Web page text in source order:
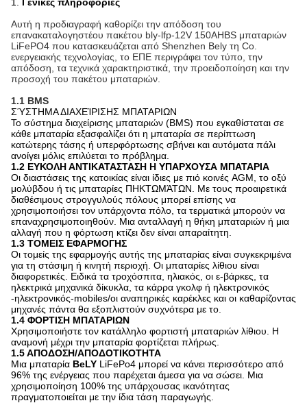
Αυτή η προδιαγραφή καθορίζει την απόδοση του
επανακαταλογηστέου πακέτου bly-lfp-12V 150AHBS μπαταριών
LiFePO4 που κατασκευάζεται από Shenzhen Bely τη Co.
ενεργειακής τεχνολογίας, το ΕΠΕ περιγράφει τον τύπο, την
απόδοση, τα τεχνικά χαρακτηριστικά, την προειδοποίηση και την
προσοχή του πακέτου μπαταριών.
1.1 BMS
ΣΎΣΤΗΜΑ ΔΙΑΧΕΊΡΙΣΗΣ ΜΠΑΤΑΡΙΩΝ
Το σύστημα διαχείρισης μπαταριών (BMS) που εγκαθίσταται σε
κάθε μπαταρία εξασφαλίζει ότι η μπαταρία σε περίπτωση
κατώτερης τάσης ή υπερφόρτωσης σβήνει και αυτόματα πάλι
ανοίγει μόλις επιλύεται το πρόβλημα.
1.2 ΕΥΚΟΛΗ ΑΝΤΙΚΑΤΑΣΤΑΣΗ Η ΥΠΑΡΧΟΥΣΑ ΜΠΑΤΑΡΙΑ
Οι διαστάσεις της κατοικίας είναι ίδιες με πιό κοινές AGM, το οξύ
μολύβδου ή τις μπαταρίες ΠΗΚΤΩΜΆΤΩΝ. Με τους προαιρετικά
διαθέσιμους στρογγυλούς πόλους μπορεί επίσης να
χρησιμοποιήσει τον υπάρχοντα πόλο, τα τερματικά μπορούν να
επαναχρησιμοποιηθούν. Μια ανταλλαγή η θήκη μπαταριών ή μια
αλλαγή που η φόρτωση κτίζει δεν είναι απαραίτητη.
1.3 ΤΟΜΕΙΣ ΕΦΑΡΜΟΓΗΣ
Οι τομείς της εφαρμογής αυτής της μπαταρίας είναι συγκεκριμένα
για τη στάσιμη ή κινητή περιοχή. Οι μπαταρίες λίθιου είναι
διαφορετικές. Ειδικά τα τροχόσπιτα, ηλιακός, οι ε-βάρκες, τα
ηλεκτρικά μηχανικά δίκυκλα, τα κάρρα γκολφ ή ηλεκτρονικός
-ηλεκτρονικός-mobiles/οι αναπηρικές καρέκλες και οι καθαρίζοντας
μηχανές πάντα θα εξοπλιστούν συχνότερα με το.
1.4 ΦΟΡΤΙΣΗ ΜΠΑΤΑΡΙΩΝ
Χρησιμοποιήστε τον κατάλληλο φορτιστή μπαταριών λίθιου. Η
αναμονή μέχρι την μπαταρία φορτίζεται πλήρως.
1.5 ΑΠΟΔΟΣΗ/ΑΠΟΔΟΤΙΚΟΤΗΤΑ
Μια μπαταρία BeLY LiFePo4 μπορεί να κάνει περισσότερο από
96% της ενέργειας που παρέχεται άμεσα για να σώσει. Μια
χρησιμοποίηση 100% της υπάρχουσας ικανότητας
πραγματοποιείται με την ίδια τάση παραγωγής.